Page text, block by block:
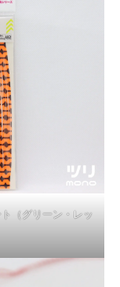
（グリーン・レッ